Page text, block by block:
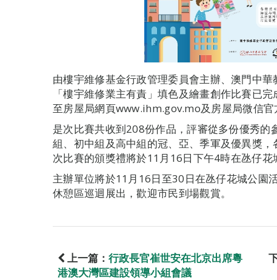
由樓宇維修基金行政管理委員會主辦、澳門中
「樓宇維修業主有責」填色及繪畫創作比賽已
至房屋局網頁www.ihm.gov.mo及房屋局微信官
是次比賽共收到208份作品，評審從多份優秀的
組、初中組及高中組的冠、亞、季軍及優異獎
次比賽的頒獎禮將於11月16日下午4時在氹仔花
主辦單位將於11月16日至30日在氹仔花城公園
休憩區巡迴展出，歡迎市民到場觀賞。
上一篇： 行政長官崔世安在北京出席粵
港澳大灣區建設領導小組會議